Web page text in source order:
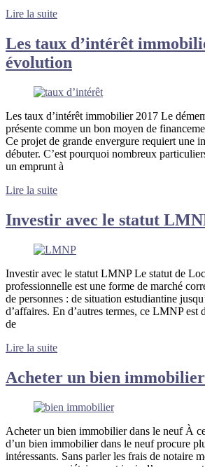
Lire la suite
Les taux d’intérêt
évolution
Les taux d’intérêt immobilier 2017 Le
présente comme un bon moyen de
Ce projet de grande envergure requiert une
débuter. C’est pourquoi nombreux
un emprunt à
Lire la suite
Investir avec le statut
Investir avec le statut LMNP Le statut de
professionnelle est une forme de marché
de personnes : de situation estudiantine
d’affaires. En d’autres termes, ce LMNP est
de
Lire la suite
Acheter un bien
Acheter un bien immobilier dans le neuf À
d’un bien immobilier dans le neuf procure
intéressants. Sans parler les frais de notaire